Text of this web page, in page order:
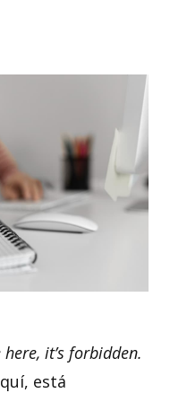
it’s forbidden.
está